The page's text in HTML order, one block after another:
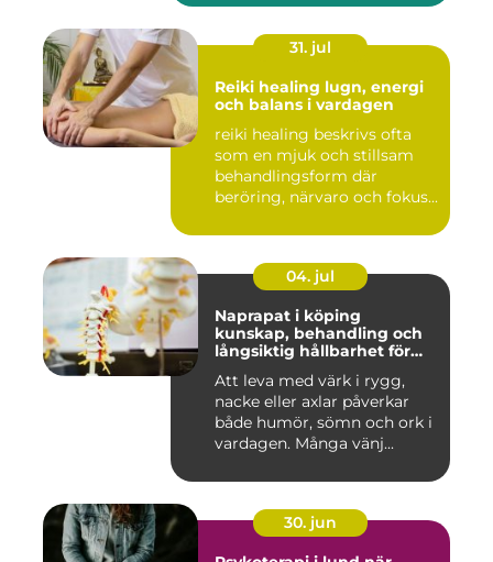
31. jul
Reiki healing lugn, energi
och balans i vardagen
reiki healing beskrivs ofta
som en mjuk och stillsam
behandlingsform där
beröring, närvaro och fokus...
04. jul
Naprapat i köping
kunskap, behandling och
långsiktig hållbarhet för
Att leva med värk i rygg,
nacke eller axlar påverkar
både humör, sömn och ork i
vardagen. Många vänj...
30. jun